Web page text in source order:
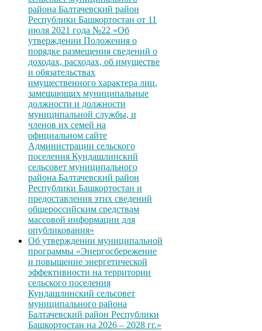
района Балтачевский район
Республики Башкортостан от 11
июля 2021 года №22 «Об
утверждении Положения о
порядке размещения сведений о
доходах, расходах, об имуществе
и обязательствах
имущественного характера лиц,
замещающих муниципальные
должности и должности
муниципальной службы, и
членов их семей на
официальном сайте
Администрации сельского
поселения Кундашлинский
сельсовет муниципального
района Балтачевский район
Республики Башкортостан и
предоставления этих сведений
общероссийским средствам
массовой информации для
опубликования»
Об утверждении муниципальной
программы «Энергосбережение
и повышение энергетической
эффективности на территории
сельского поселения
Кундашлинский сельсовет
муниципального района
Балтачевский район Республики
Башкортостан на 2026 – 2028 гг.»